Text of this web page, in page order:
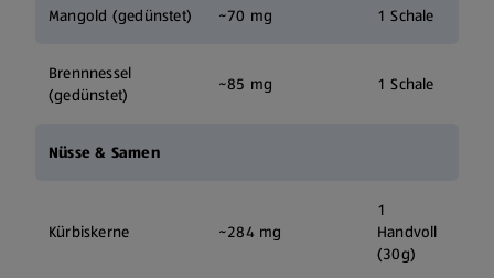
Mangold (gedünstet) ~70 mg 1 Schale
Brennnessel
(gedünstet)
~85 mg 1 Schale
Nüsse & Samen
Kürbiskerne ~284 mg
1
Handvoll
(30g)